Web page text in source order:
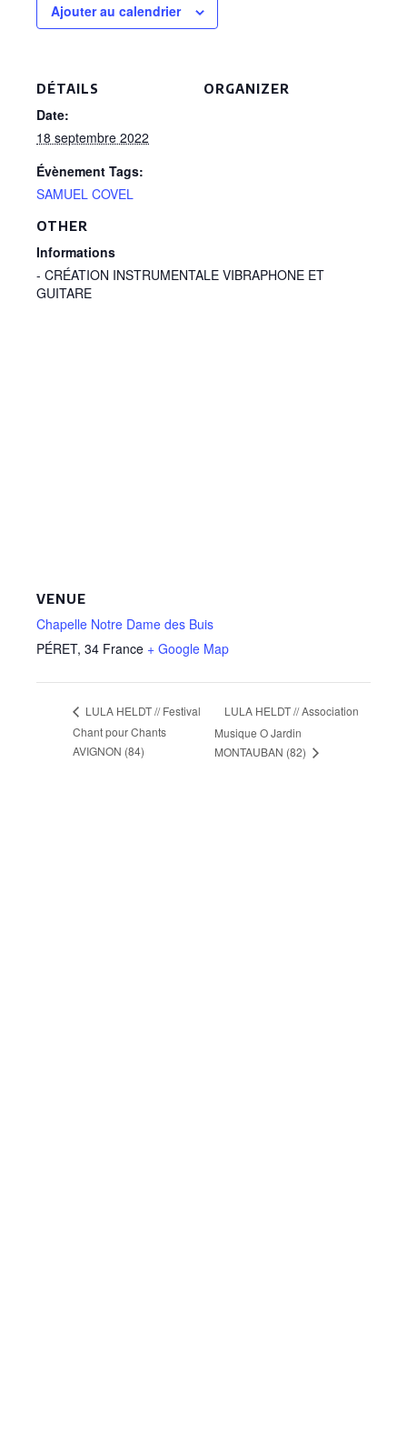
Ajouter au calendrier
DÉTAILS
Date:
18 septembre 2022
Évènement Tags:
SAMUEL COVEL
ORGANIZER
OTHER
Informations
- CRÉATION INSTRUMENTALE VIBRAPHONE ET
GUITARE
VENUE
Chapelle Notre Dame des Buis
PÉRET, 34 France + Google Map
LULA HELDT // Festival
Chant pour Chants
AVIGNON (84)
LULA HELDT // Association
Musique O Jardin
MONTAUBAN (82)